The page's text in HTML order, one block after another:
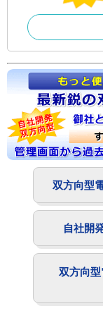
双方向型
自社開
双方向